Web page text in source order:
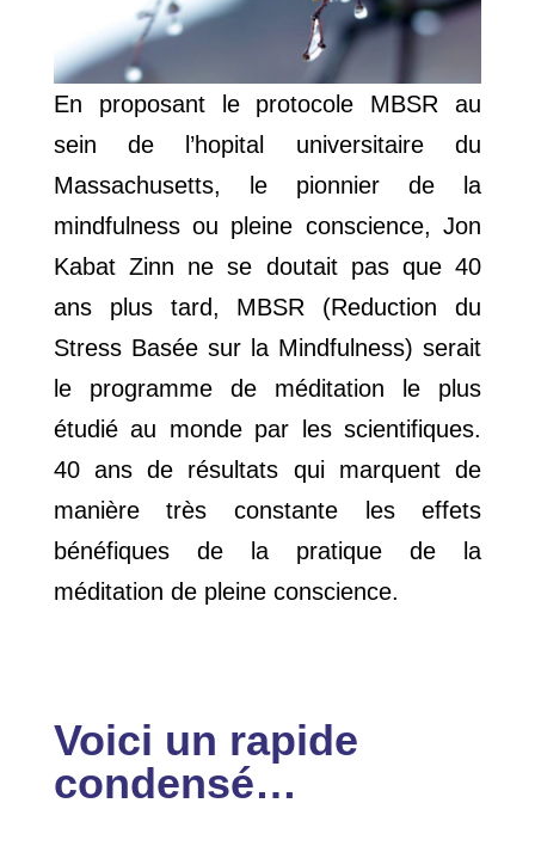
En proposant le protocole MBSR au
sein de l’hopital universitaire du
Massachusetts, le pionnier de la
mindfulness ou pleine conscience, Jon
Kabat Zinn ne se doutait pas que 40
ans plus tard, MBSR (Reduction du
Stress Basée sur la Mindfulness) serait
le programme de méditation le plus
étudié au monde par les scientifiques.
40 ans de résultats qui marquent de
manière très constante les effets
bénéfiques de la pratique de la
méditation de pleine conscience.
Voici un rapide
condensé…